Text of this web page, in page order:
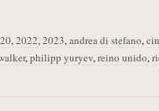
,2022,2023,andrea di stefano,
,philipp yuryev,reino unido,